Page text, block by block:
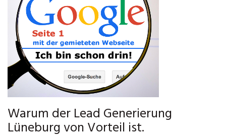
Warum der Lead Generierung
Lüneburg von Vorteil ist.